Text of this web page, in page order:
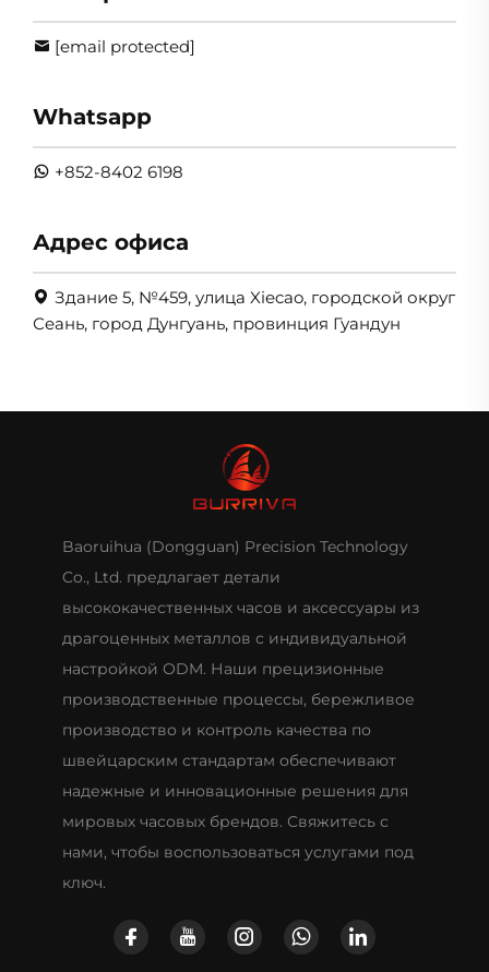
[email protected]
Whatsapp
+852-8402 6198
Адрес офиса
Здание 5, №459, улица Xiecao, городской округ
Сеань, город Дунгуань, провинция Гуандун
Baoruihua (Dongguan) Precision Technology
Co., Ltd. предлагает детали
высококачественных часов и аксессуары из
драгоценных металлов с индивидуальной
настройкой ODM. Наши прецизионные
производственные процессы, бережливое
производство и контроль качества по
швейцарским стандартам обеспечивают
надежные и инновационные решения для
мировых часовых брендов. Свяжитесь с
нами, чтобы воспользоваться услугами под
ключ.